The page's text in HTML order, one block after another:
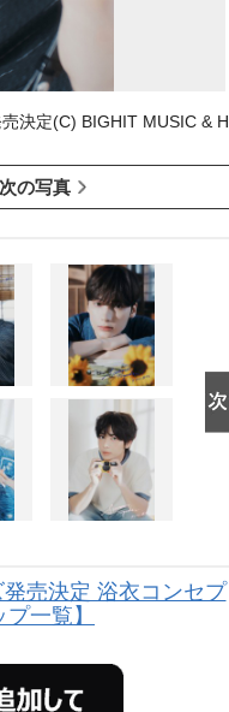
決定(C) BIGHIT MUSIC & H
次の写真
売決定 浴衣コンセプ
一覧】